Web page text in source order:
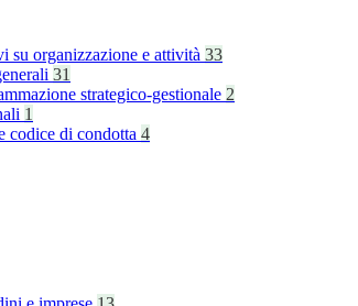
su organizzazione e attività 33
31
strategico-gestionale 2
1
codice di condotta 4